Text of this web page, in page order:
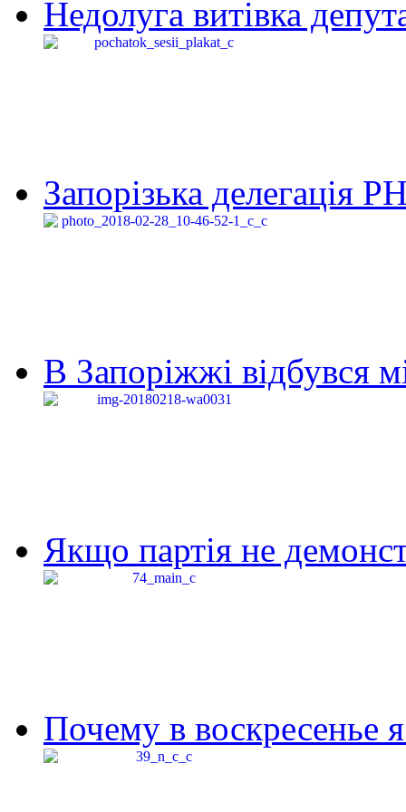
Недолуга витівка
Запорізька делегація
В Запоріжжі відбувся
Якщо партія не
Почему в воскресенье